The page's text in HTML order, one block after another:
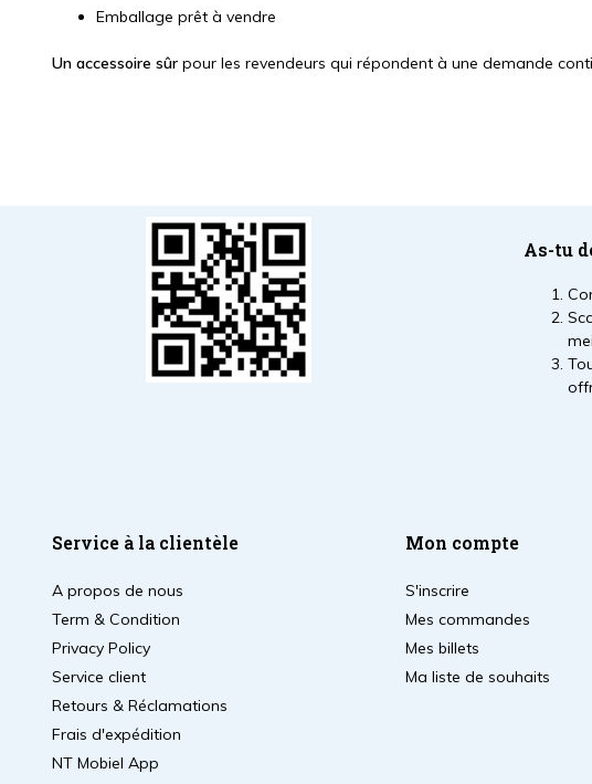
Emballage prêt à vendre
Un accessoire sûr pour les revendeurs qui répondent à une demande
As-tu
Service à la clientèle
A propos de nous
Term & Condition
Privacy Policy
Service client
Retours & Réclamations
Frais d'expédition
NT Mobiel App
Mon compte
S'inscrire
Mes commandes
Mes billets
Ma liste de souhaits